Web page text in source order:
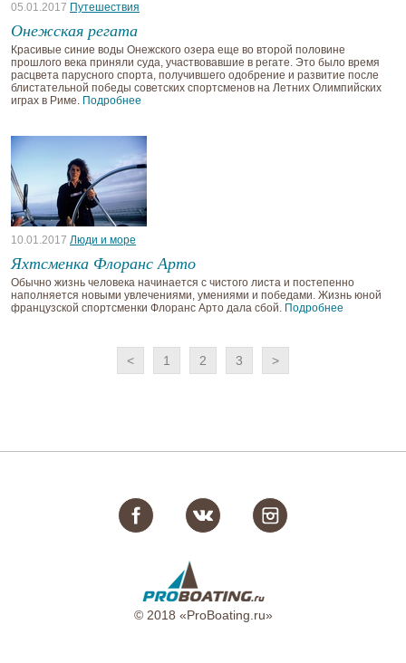
05.01.2017 Путешествия
Онежская регата
Красивые синие воды Онежского озера еще во второй половине
прошлого века приняли суда, участвовавшие в регате. Это было время
расцвета парусного спорта, получившего одобрение и развитие после
блистательной победы советских спортсменов на Летних Олимпийских
играх в Риме. Подробнее
10.01.2017 Люди и море
Яхтсменка Флоранс Арто
Обычно жизнь человека начинается с чистого листа и постепенно
наполняется новыми увлечениями, умениями и победами. Жизнь юной
французской спортсменки Флоранс Арто дала сбой. Подробнее
< 1 2 3 >
© 2018 «ProBoating.ru»